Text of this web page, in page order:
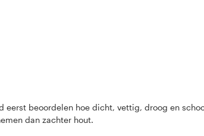
beoordelen hoe dicht, vettig, droog en
dan zachter hout.